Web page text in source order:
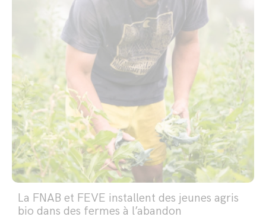
La FNAB et FEVE installent des jeunes agris
bio dans des fermes à l’abandon